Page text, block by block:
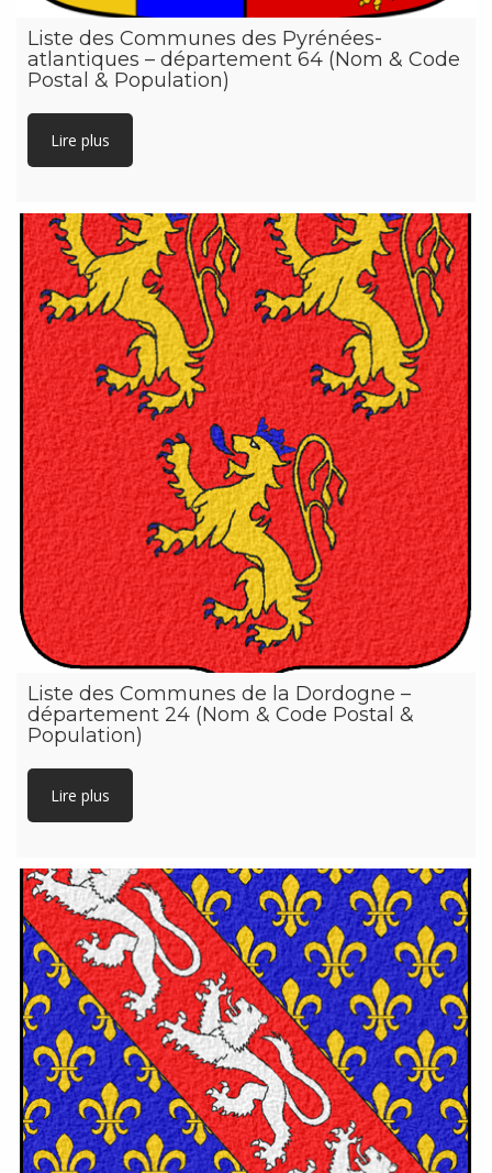
Liste des Communes des Pyrénées-
atlantiques – département 64 (Nom & Code
Postal & Population)
Lire plus
Liste des Communes de la Dordogne –
département 24 (Nom & Code Postal &
Population)
Lire plus